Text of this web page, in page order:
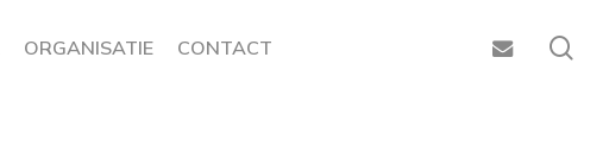
ORGANISATIE CONTACT EMAIL